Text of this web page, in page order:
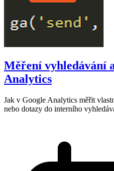
Měření vyhledávání
Analytics
Jak v Google Analytics měřit
nebo dotazy do interního